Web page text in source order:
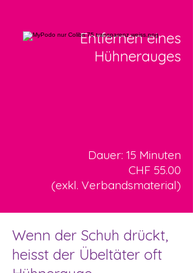
Dauer: 15 Minuten
CHF 55.00
(exkl. Verbandsmaterial)
Entfernen eines
Hühnerauges
Wenn der Schuh drückt,
heisst der Übeltäter oft